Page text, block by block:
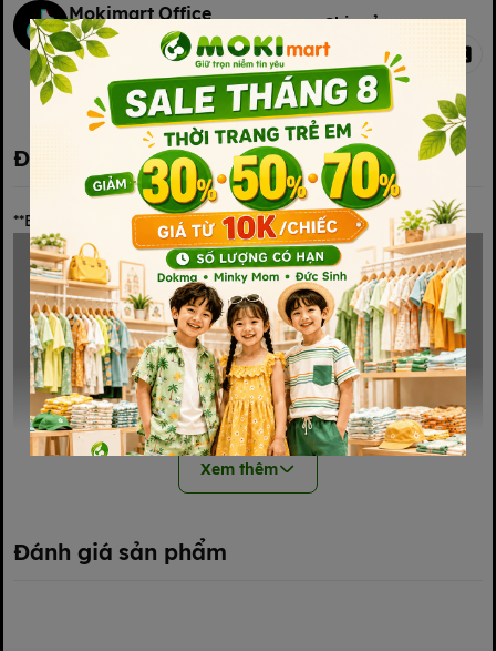
Mokimart Office
Kết nối với chúng tôi
Kết nối với chúng tôi
Chia sẻ
Đặc điểm nổi bật
**Bỉm cừu EiTiE công nghệ xuất Nhật**
Xem thêm
Đánh giá sản phẩm